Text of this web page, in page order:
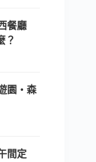
餐廳
？
園・森
間定